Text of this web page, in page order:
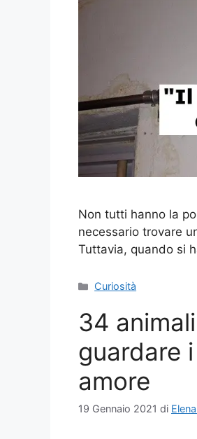
Non tutti hanno la
necessario trovare
Tuttavia, quando si
Categorie
Curiosità
34
guardare
amore
19 Gennaio 2021 di